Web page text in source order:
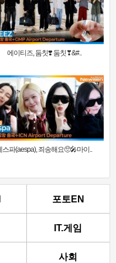
에이티즈, 둠칫❣️ 둠칫❣&#..
스파(aespa), 죄송해요🥺🎤마이..
포토EN
IT.게임
사회